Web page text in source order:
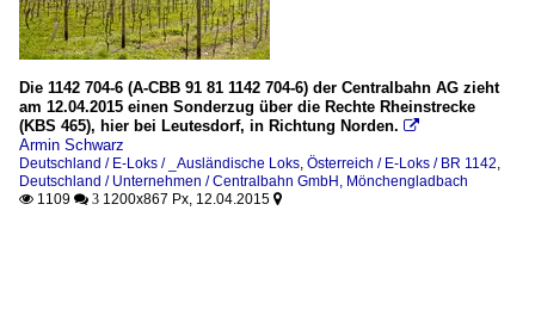
Die 1142 704-6 (A-CBB 91 81 1142 704-6) der Centralbahn AG zieht
am 12.04.2015 einen Sonderzug über die Rechte Rheinstrecke
(KBS 465), hier bei Leutesdorf, in Richtung Norden. 
Armin Schwarz
Deutschland / E-Loks / _Ausländische Loks, Österreich / E-Loks / BR 1142,
Deutschland / Unternehmen / Centralbahn GmbH, Mönchengladbach
 1109  3 1200x867 Px, 12.04.2015 